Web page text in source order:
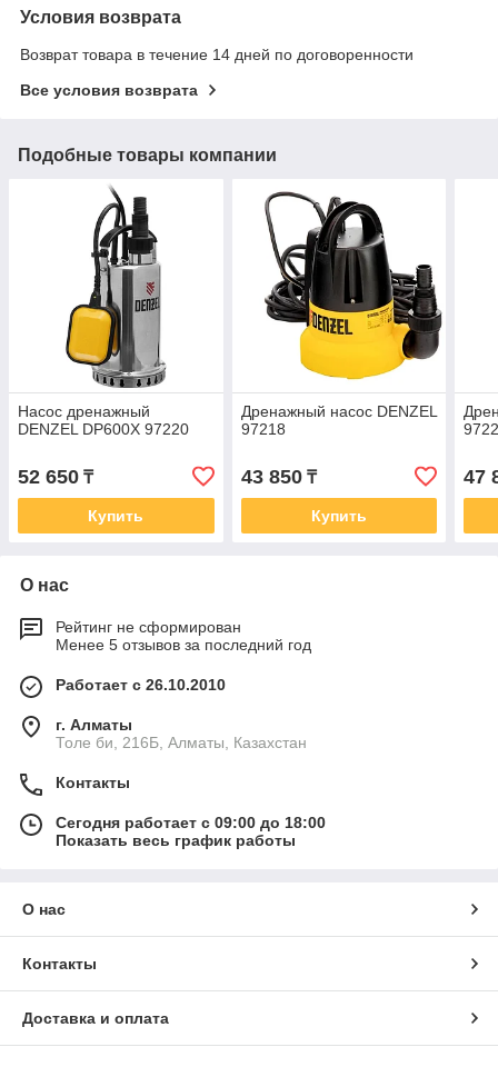
Условия возврата
Возврат товара в течение 14 дней по договоренности
Все условия возврата
Подобные товары компании
Насос дренажный
DENZEL DP600X 97220
52 650 ₸
Купить
Дренажный насос DENZEL
97218
43 850₸
Купить
47
О нас
Рейтинг не сформирован
Менее 5 отзывов за последний год
Работает с 26.10.2010
г. Алматы
Толе би, 216Б, Алматы, Казахстан
Контакты
Сегодня работает с 09:00 до 18:00
Показать весь график работы
О нас
Контакты
Доставка и оплата